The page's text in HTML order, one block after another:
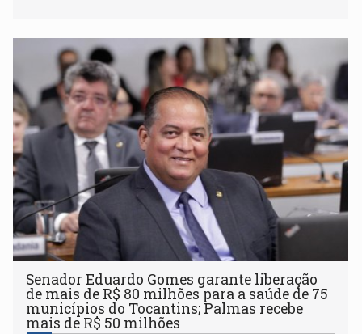
Senador Eduardo Gomes garante liberação
de mais de R$ 80 milhões para a saúde de 75
municípios do Tocantins; Palmas recebe
mais de R$ 50 milhões